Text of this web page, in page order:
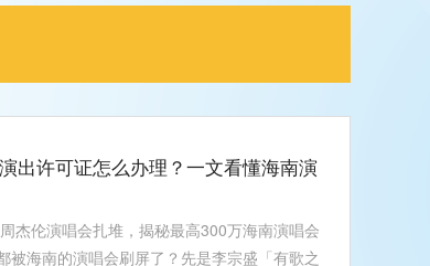
出许可证怎么办理？一文看懂海南演
杰伦演唱会扎堆，揭秘最高300万海南演唱会
海南的演唱会刷屏了？先是李宗盛「有歌之